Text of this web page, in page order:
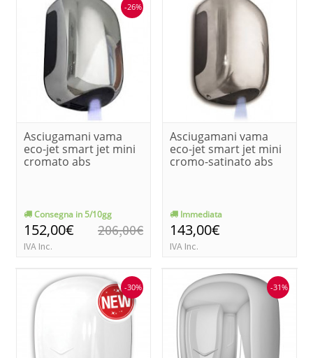
-26%
Asciugamani vama
eco-jet smart jet mini
cromato abs
Consegna in 5/10gg
152,00€
IVA Inc.
206,00€
Asciugamani vama
eco-jet smart jet mini
cromo-satinato abs
Immediata
143,00€
IVA Inc.
-30% -31%